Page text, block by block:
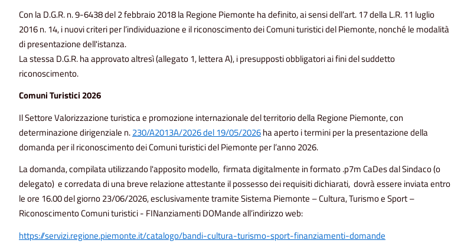
Con la D.G.R. n. 9-6438 del 2 febbraio 2018 la Regione Piemonte ha definito, ai sensi dell’art. 17 della L.R. 11 luglio
2016 n. 14, i nuovi criteri per l’individuazione e il riconoscimento dei Comuni turistici del Piemonte, nonché le modalità
di presentazione dell'istanza.
La stessa D.G.R. ha approvato altresì (allegato 1, lettera A), i presupposti obbligatori ai fini del suddetto
riconoscimento.
Comuni Turistici 2026
Il Settore Valorizzazione turistica e promozione internazionale del territorio della Regione Piemonte, con
determinazione dirigenziale n.230/A2013A/2026 del 19/05/2026ha aperto i termini per la presentazione della
domanda per il riconoscimento dei Comuni turistici del Piemonte per l’anno 2026.
La domanda, compilata utilizzando l'apposito modello, firmata digitalmente in formato .p7m CaDes dal Sindaco (o
delegato) e corredata di una breve relazione attestante il possesso dei requisiti dichiarati, dovrà essere inviata entro
le ore 16.00 del giorno 23/06/2026, esclusivamente tramite Sistema Piemonte – Cultura, Turismo e Sport –
Riconoscimento Comuni turistici - FINanziamenti DOMande all’indirizzo web:
https://servizi.regione.piemonte.it/catalogo/bandi-cultura-turismo-sport-finanziamenti-domande